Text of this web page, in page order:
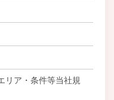
リア・条件等当社規